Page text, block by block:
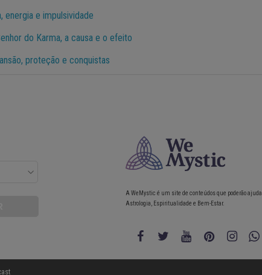
energia e impulsividade
do Karma, a causa e o efeito
proteção e conquistas
A WeMystic é um site de conteúdos que poderão
Astrologia, Espiritualidade e Bem-Estar.